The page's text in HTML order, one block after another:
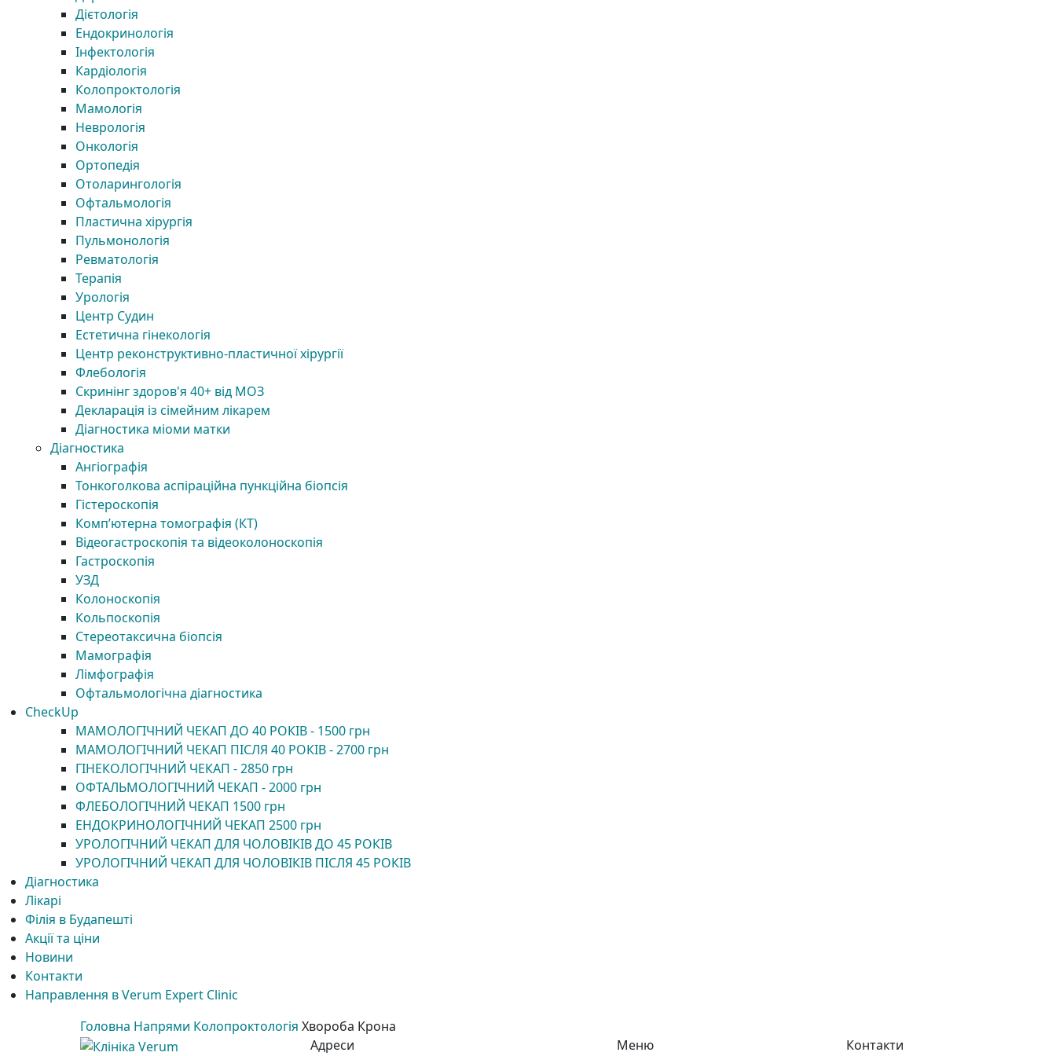
Дієтологія
Ендокринологія
Інфектологія
Кардіологія
Колопроктологія
Мамологія
Неврологія
Онкологія
Ортопедія
Отоларингологія
Офтальмологія
Пластична хірургія
Пульмонологія
Ревматологія
Терапія
Урологія
Центр Судин
Естетична гінекологія
Центр реконструктивно-пластичної хірургії
Флебологія
Скринінг здоров'я 40+ від МОЗ
Декларація із сімейним лікарем
Діагностика міоми матки
Діагностика
Ангіографія
Тонкоголкова аспіраційна пункційна біопсія
Гістероскопія
Комп’ютерна томографія (КТ)
Відеогастроскопія та відеоколоноскопія
Гастроскопія
УЗД
Колоноскопія
Кольпоскопія
Стереотаксична біопсія
Мамографія
Лімфографія
Офтальмологічна діагностика
CheckUp
МАМОЛОГІЧНИЙ ЧЕКАП ДО 40 РОКІВ - 1500 грн
МАМОЛОГІЧНИЙ ЧЕКАП ПІСЛЯ 40 РОКІВ - 2700 грн
ГІНЕКОЛОГІЧНИЙ ЧЕКАП - 2850 грн
ОФТАЛЬМОЛОГІЧНИЙ ЧЕКАП - 2000 грн
ФЛЕБОЛОГІЧНИЙ ЧЕКАП 1500 грн
ЕНДОКРИНОЛОГІЧНИЙ ЧЕКАП 2500 грн
УРОЛОГІЧНИЙ ЧЕКАП ДЛЯ ЧОЛОВІКІВ ДО 45 РОКІВ
УРОЛОГІЧНИЙ ЧЕКАП ДЛЯ ЧОЛОВІКІВ ПІСЛЯ 45 РОКІВ
Діагностика
Лікарі
Філія в Будапешті
Акції та ціни
Новини
Контакти
Направлення в Verum Expert Clinic
Головна Напрями Колопроктологія Хвороба Крона
Адреси
Меню
Контакти